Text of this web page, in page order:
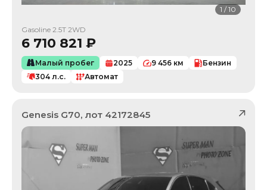
1 /10
Gasoline 2.5T 2WD
6 710 821 ₽
Малый пробег 2025 9 456 км
Бензин
304 л.с. Автомат
Genesis G70, лот 42172845